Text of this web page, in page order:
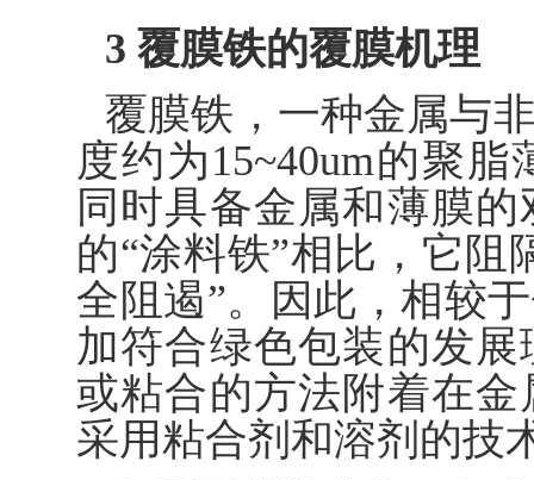
3 覆膜铁的覆膜机理
覆膜铁，一种金属与
度约为15~40um的聚
同时具备金属和薄膜
的“涂料铁”相比，它阻
全阻遏”。因此，相较
加符合绿色包装的发
或粘合的方法附着在
采用粘合剂和溶剂的技